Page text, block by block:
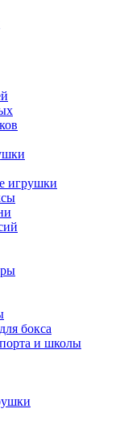
игрушки
бокса
и школы